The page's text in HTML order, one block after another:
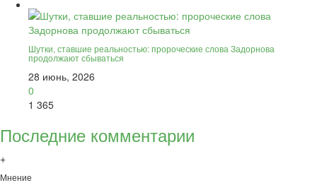
Шутки, ставшие реальностью: пророческие слова Задорнова
продолжают сбываться
28 июнь, 2026
0
1 365
Последние комментарии
+
Мнение